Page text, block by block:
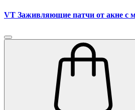
VT Заживляющие патчи от акне с